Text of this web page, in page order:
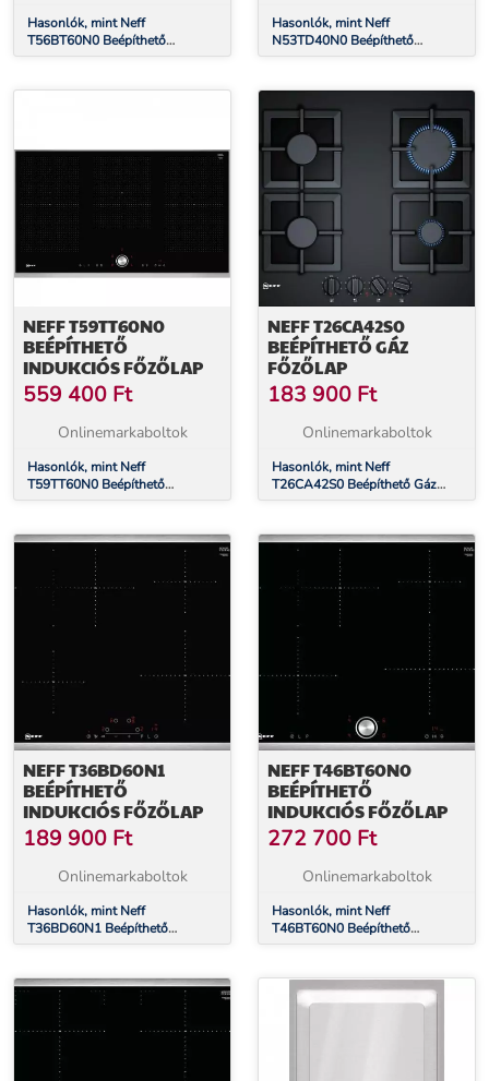
Hasonlók, mint Neff
T56BT60N0 Beépíthető
Indukciós főzőlap
Hasonlók, mint Neff
N53TD40N0 Beépíthető
Indukciós főzőlap
NEFF T59TT60N0
BEÉPÍTHETŐ
INDUKCIÓS FŐZŐLAP
559 400 Ft
Onlinemarkaboltok
Hasonlók, mint Neff
T59TT60N0 Beépíthető
Indukciós főzőlap
NEFF T26CA42S0
BEÉPÍTHETŐ GÁZ
FŐZŐLAP
183 900 Ft
Onlinemarkaboltok
Hasonlók, mint Neff
T26CA42S0 Beépíthető Gáz
főzőlap
NEFF T36BD60N1
BEÉPÍTHETŐ
INDUKCIÓS FŐZŐLAP
189 900 Ft
Onlinemarkaboltok
Hasonlók, mint Neff
T36BD60N1 Beépíthető
Indukciós főzőlap
NEFF T46BT60N0
BEÉPÍTHETŐ
INDUKCIÓS FŐZŐLAP
272 700 Ft
Onlinemarkaboltok
Hasonlók, mint Neff
T46BT60N0 Beépíthető
Indukciós főzőlap